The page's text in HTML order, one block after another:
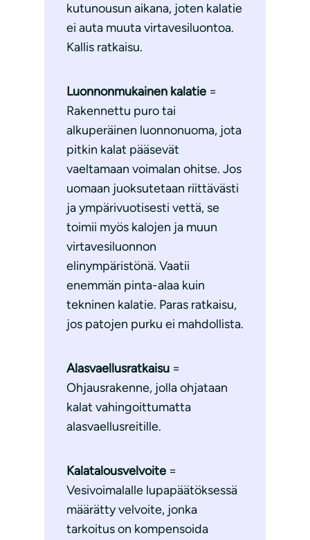
kutunousun aikana, joten kalatie
ei auta muuta virtavesiluontoa.
Kallis ratkaisu.
Luonnonmukainen kalatie =
Rakennettu puro tai
alkuperäinen luonnonuoma, jota
pitkin kalat pääsevät
vaeltamaan voimalan ohitse. Jos
uomaan juoksutetaan riittävästi
ja ympärivuotisesti vettä, se
toimii myös kalojen ja muun
virtavesiluonnon
elinympäristönä. Vaatii
enemmän pinta-alaa kuin
tekninen kalatie. Paras ratkaisu,
jos patojen purku ei mahdollista.
Alasvaellusratkaisu =
Ohjausrakenne, jolla ohjataan
kalat vahingoittumatta
alasvaellusreitille.
Kalatalousvelvoite =
Vesivoimalalle lupapäätöksessä
määrätty velvoite, jonka
tarkoitus on kompensoida